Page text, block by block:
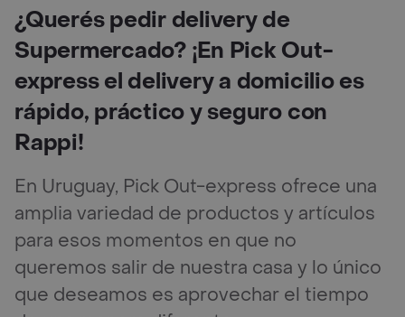
¿Querés pedir delivery de
Supermercado? ¡En Pick Out-
express el delivery a domicilio es
rápido, práctico y seguro con
Rappi!
En Uruguay, Pick Out-express ofrece una
amplia variedad de productos y artículos
para esos momentos en que no
queremos salir de nuestra casa y lo único
que deseamos es aprovechar el tiempo